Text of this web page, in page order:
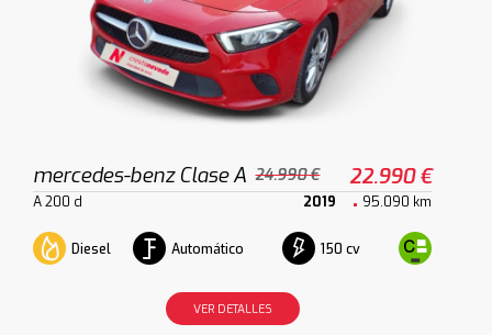
mercedes-benz Clase A 24.990 € 22.990 €
A 200 d 2019 95.090 km
Diesel Automático 150 cv
VER DETALLES